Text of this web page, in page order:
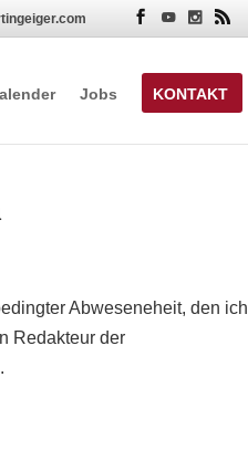
 
Jobs KONTAKT
Abweseneheit, den ich
Redakteur der